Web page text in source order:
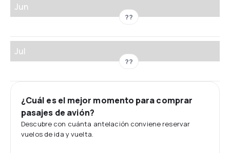
Jun
??
Jul
??
¿Cuál es el mejor momento para comprar
pasajes de avión?
Descubre con cuánta antelación conviene reservar
vuelos de ida y vuelta.